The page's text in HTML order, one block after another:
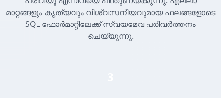
മാറ്റങ്ങളും കൃത്യവും വിശ്വസനീയവുമായ ഫലങ്ങളോടെ
SQL ഫോർമാറ്റിലേക്ക് സ്വയമേവ പരിവർത്തനം
ചെയ്യുന്നു.